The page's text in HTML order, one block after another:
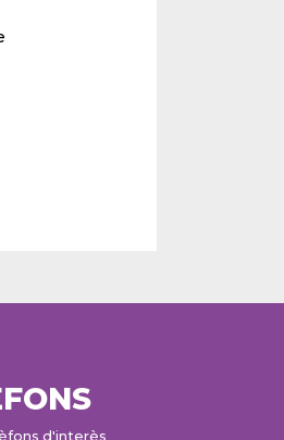
d'interès